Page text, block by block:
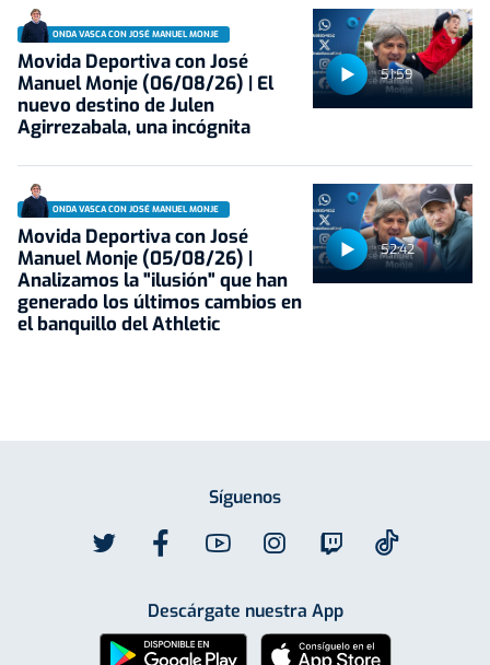
51:59
ONDA VASCA CON JOSÉ MANUEL MONJE
Movida Deportiva con José
Manuel Monje (06/08/26) | El
nuevo destino de Julen
Agirrezabala, una incógnita
52:42
ONDA VASCA CON JOSÉ MANUEL MONJE
Movida Deportiva con José
Manuel Monje (05/08/26) |
Analizamos la "ilusión" que han
generado los últimos cambios en
el banquillo del Athletic
Síguenos
Descárgate nuestra App